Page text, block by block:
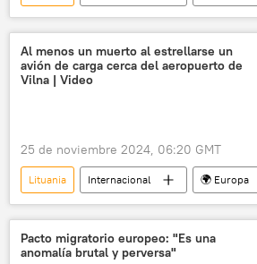
seguridad
China Taiwán
Al menos un muerto al estrellarse un
avión de carga cerca del aeropuerto de
Vilna | Video
25 de noviembre 2024, 06:20 GMT
Lituania Internacional
🌍 Europa
aviones
Pacto migratorio europeo: "Es una
anomalía brutal y perversa"